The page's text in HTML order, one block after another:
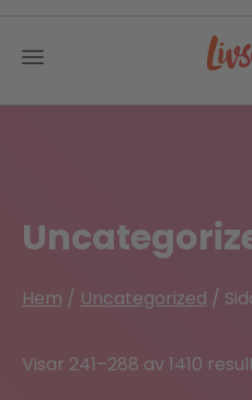
Hem / Uncategorized /
Visar 241–288 av 1410